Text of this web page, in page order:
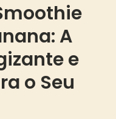
A
e
o Seu